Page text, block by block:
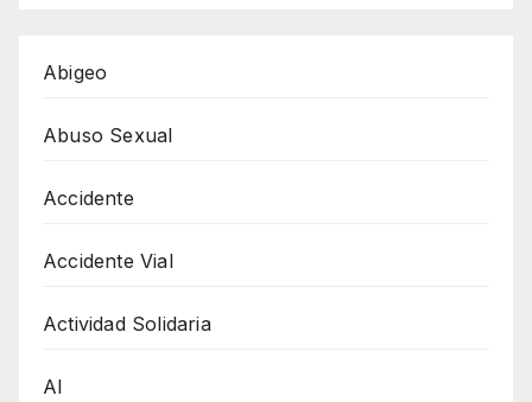
Abigeo
Abuso Sexual
Accidente
Accidente Vial
Actividad Solidaria
AI